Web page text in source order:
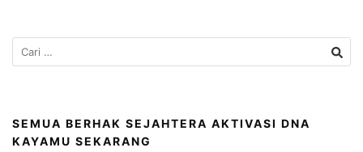
SEMUA BERHAK SEJAHTERA AKTIVASI DNA
KAYAMU SEKARANG